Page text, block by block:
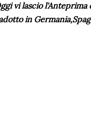
vi lascio
in